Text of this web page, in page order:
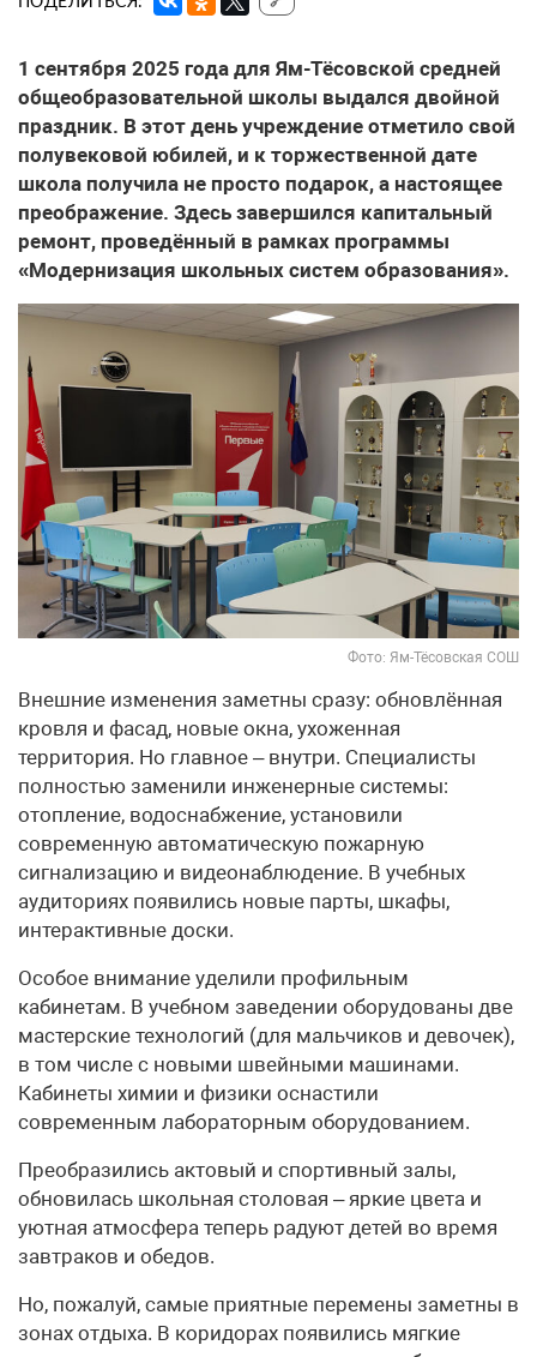
1 сентября 2025 года для Ям-Тёсовской средней
общеобразовательной школы выдался двойной
праздник. В этот день учреждение отметило свой
полувековой юбилей, и к торжественной дате
школа получила не просто подарок, а настоящее
преображение. Здесь завершился капитальный
ремонт, проведённый в рамках программы
«Модернизация школьных систем образования».
Фото: Ям-Тёсовская СОШ
Внешние изменения заметны сразу: обновлённая
кровля и фасад, новые окна, ухоженная
территория. Но главное – внутри. Специалисты
полностью заменили инженерные системы:
отопление, водоснабжение, установили
современную автоматическую пожарную
сигнализацию и видеонаблюдение. В учебных
аудиториях появились новые парты, шкафы,
интерактивные доски.
Особое внимание уделили профильным
кабинетам. В учебном заведении оборудованы две
мастерские технологий (для мальчиков и девочек),
в том числе с новыми швейными машинами.
Кабинеты химии и физики оснастили
современным лабораторным оборудованием.
Преобразились актовый и спортивный залы,
обновилась школьная столовая – яркие цвета и
уютная атмосфера теперь радуют детей во время
завтраков и обедов.
Но, пожалуй, самые приятные перемены заметны в
зонах отдыха. В коридорах появились мягкие